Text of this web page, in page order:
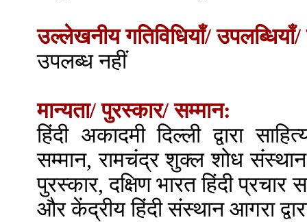
उल्लेखनीय गतिविधियाँ/ उपलब्धियाँ/
उपलब्ध नहीं
मान्यता/ पुरस्कार/ सम्मान:
हिंदी अकादमी दिल्ली द्वारा
सम्मान, रामचंद्र शुक्ल शोध संस्थान
पुरस्कार, दक्षिण भारत हिंदी प्रचार
और केंद्रीय हिंदी संस्थान आगरा